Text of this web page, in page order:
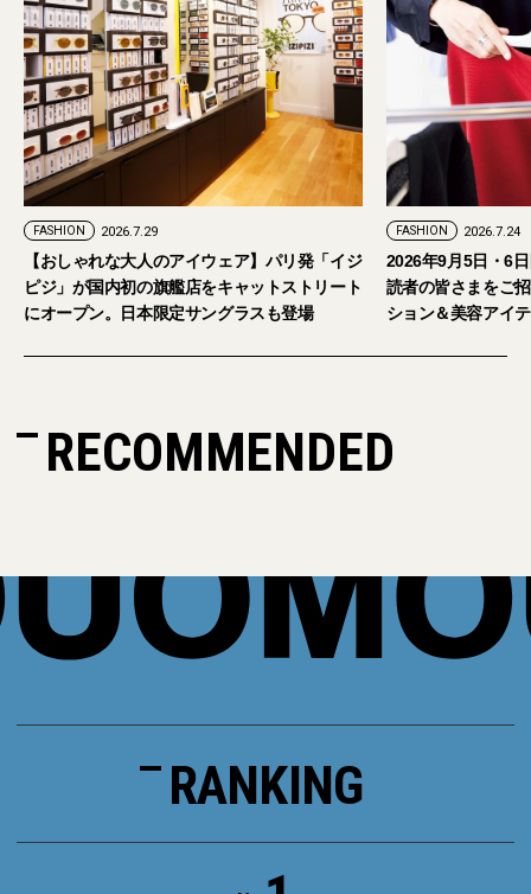
ア】パリ発「イジ
ャットストリート
ラスも登場
2026年9月5日・6日開催。「試着フェス®︎」に
読者の皆さまをご招待。【2026年秋冬ファッ
ション＆美容アイテム試し放題】
RECOMMENDED
RANKING